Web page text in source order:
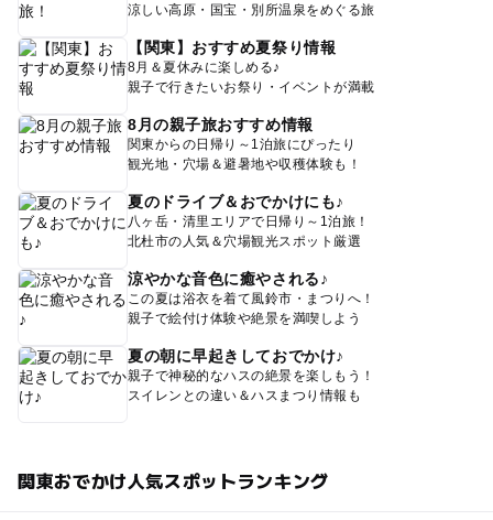
涼しい高原・国宝・別所温泉をめぐる旅
【関東】おすすめ夏祭り情報
8月＆夏休みに楽しめる♪
親子で行きたいお祭り・イベントが満載
8月の親子旅おすすめ情報
関東からの日帰り～1泊旅にぴったり
観光地・穴場＆避暑地や収穫体験も！
夏のドライブ＆おでかけにも♪
八ヶ岳・清里エリアで日帰り～1泊旅！
北杜市の人気＆穴場観光スポット厳選
涼やかな音色に癒やされる♪
この夏は浴衣を着て風鈴市・まつりへ！
親子で絵付け体験や絶景を満喫しよう
夏の朝に早起きしておでかけ♪
親子で神秘的なハスの絶景を楽しもう！
スイレンとの違い＆ハスまつり情報も
関東おでかけ人気スポットランキング